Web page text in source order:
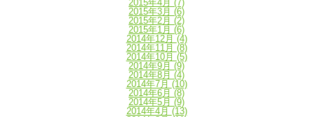
2015年4月 (7)
2015年3月 (6)
2015年2月 (2)
2015年1月 (6)
2014年12月 (4)
2014年11月 (8)
2014年10月 (5)
2014年9月 (9)
2014年8月 (4)
2014年7月 (10)
2014年6月 (8)
2014年5月 (9)
2014年4月 (13)